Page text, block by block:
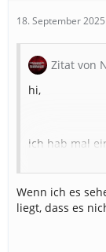
18. September
Zitat von
hi,
ich hab mal
ich nutze das
(Version 1.0.5)
Wenn ich es
liegt, dass es